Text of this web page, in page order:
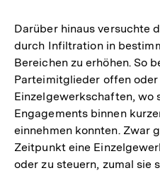
Darüber hinaus versuchte
durch Infiltration in
Bereichen zu erhöhen. So
Parteimitglieder offen
Einzelgewerkschaften, wo
Engagements binnen
einnehmen konnten. Zwar
Zeitpunkt eine
oder zu steuern, zumal sie